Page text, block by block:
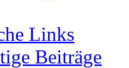
Links
Beiträge